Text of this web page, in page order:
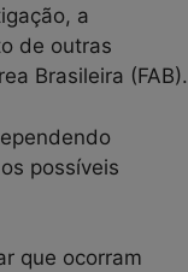
a
de outras
Brasileira (FAB).
possíveis
que ocorram